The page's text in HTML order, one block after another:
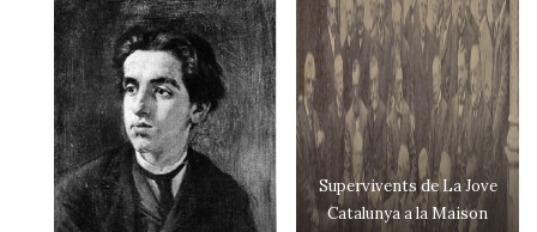
Supervivents de La Jove
Catalunya a la Maison